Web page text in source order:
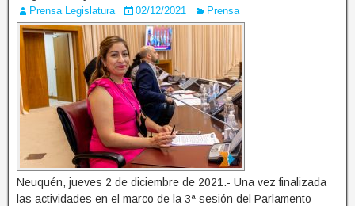
Prensa Legislatura 02/12/2021 Prensa
Neuquén, jueves 2 de diciembre de 2021.- Una vez finalizada
las actividades en el marco de la 3ª sesión del Parlamento